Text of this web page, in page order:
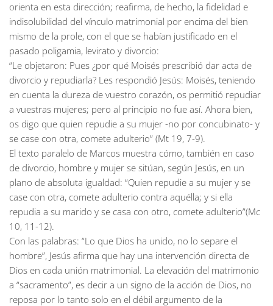
orienta en esta dirección; reafirma, de hecho, la fidelidad e
indisolubilidad del vínculo matrimonial por encima del bien
mismo de la prole, con el que se habían justificado en el
pasado poligamia, levirato y divorcio:
“Le objetaron: Pues ¿por qué Moisés prescribió dar acta de
divorcio y repudiarla? Les respondió Jesús: Moisés, teniendo
en cuenta la dureza de vuestro corazón, os permitió repudiar
a vuestras mujeres; pero al principio no fue así. Ahora bien,
os digo que quien repudie a su mujer -no por concubinato- y
se case con otra, comete adulterio” (Mt 19, 7-9).
El texto paralelo de Marcos muestra cómo, también en caso
de divorcio, hombre y mujer se sitúan, según Jesús, en un
plano de absoluta igualdad: “Quien repudie a su mujer y se
case con otra, comete adulterio contra aquélla; y si ella
repudia a su marido y se casa con otro, comete adulterio”(Mc
10, 11-12).
Con las palabras: “Lo que Dios ha unido, no lo separe el
hombre”, Jesús afirma que hay una intervención directa de
Dios en cada unión matrimonial. La elevación del matrimonio
a “sacramento”, es decir a un signo de la acción de Dios, no
reposa por lo tanto solo en el débil argumento de la